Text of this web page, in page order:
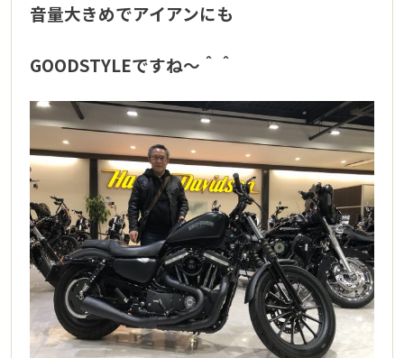
音量大きめでアイアンにも
GOODSTYLEですね～＾＾